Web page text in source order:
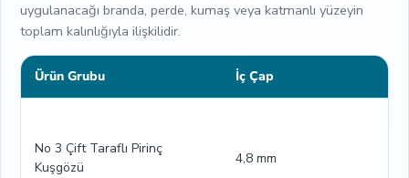
uygulanacağı branda, perde, kumaş veya katmanlı yüzeyin
toplam kalınlığıyla ilişkilidir.
Ürün Grubu İç Çap
No 3 Çift Taraflı Pirinç
Kuşgözü
4,8 mm